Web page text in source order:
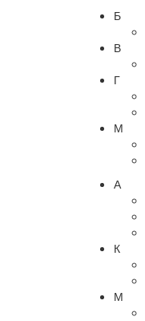
Б
В
Г
М
А
К
М